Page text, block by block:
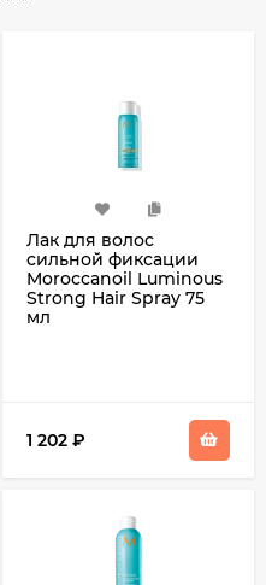
Лак для волос
cильной фиксации
Moroccanoil Luminous
Strong Hair Spray 75
мл
1 202 ₽